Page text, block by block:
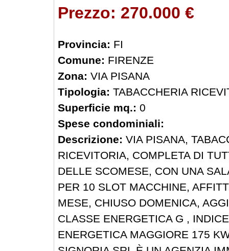
Prezzo: 270.000 €
Provincia: FI
Comune: FIRENZE
Zona: VIA PISANA
Tipologia: TABACCHERIA
Superficie mq.: 0
Spese condominiali:
Descrizione: VIA PISANA,
RICEVITORIA, COMPLETA DI
DELLE SCOMESE, CON UNA
PER 10 SLOT MACCHINE,
MESE, CHIUSO DOMENICA,
CLASSE ENERGETICA G ,
ENERGETICA MAGGIORE 175